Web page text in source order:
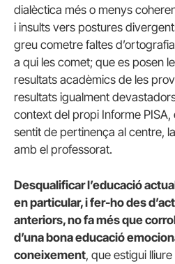
dialèctica més o menys
i insults vers postures
greu cometre faltes
a qui les comet; que es posen
resultats acadèmics de les
resultats igualment
context del propi Informe
sentit de pertinença al centre,
amb el professorat.
Desqualificar l’educació
en particular, i fer-ho des
anteriors, no fa més que
d’una bona educació
coneixement, que estigui